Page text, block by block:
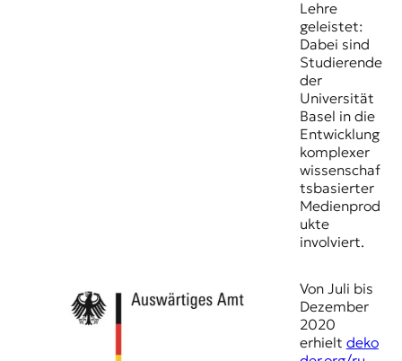
Lehre
geleistet:
Dabei sind
Studierende
der
Universität
Basel in die
Entwicklung
komplexer
wissenschaf
tsbasierter
Medienprod
ukte
involviert.
Von Juli bis
Dezember
2020
erhielt deko